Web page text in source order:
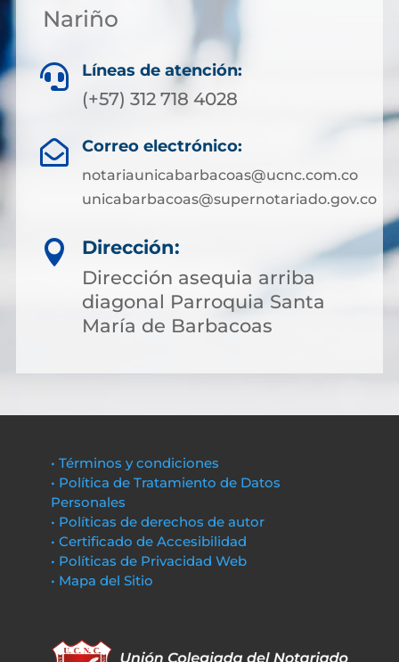
Nariño
 Líneas de atención:
(+57) 312 718 4028
 Correo electrónico:
notariaunicabarbacoas@ucnc.com.co
unicabarbacoas@supernotariado.gov.co

Dirección:
Dirección asequia arriba
diagonal Parroquia Santa
María de Barbacoas
• Términos y condiciones
• Política de Tratamiento de Datos
Personales
• Políticas de derechos de autor
• Certificado de Accesibilidad
• Políticas de Privacidad Web
• Mapa del Sitio